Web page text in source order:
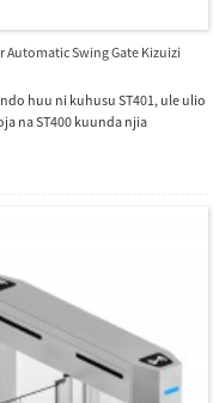
Automatic Swing Gate Kizuizi
huu ni kuhusu ST401, ule ulio
na ST400 kuunda njia
kuu la kifahari la kuingilia kwa
kizuizi cha uwazi cha akriliki